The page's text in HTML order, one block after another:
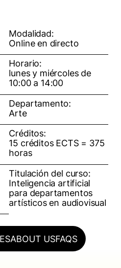
ABOUT USFAQS
Modalidad:
Online en directo
Horario:
lunes y miércoles de
10:00 a 14:00
Departamento:
Arte
Créditos:
15 créditos ECTS = 375
horas
Titulación del curso:
Inteligencia artificial
para departamentos
artísticos en audiovisual